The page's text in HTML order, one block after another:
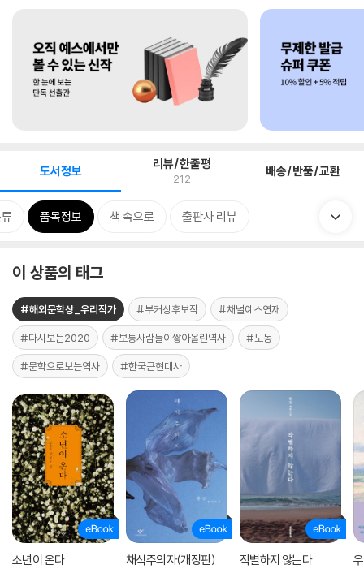
도서정보 리뷰/한줄평
212 배송/반품/교환
품목정보 책 속으로 출판사 리뷰
이 상품의 태그
#해외문학상_우리작가 #부커상후보작 #채널예스연재
#다시보는2020 #보통사람들이쌓아올린역사 #노동
#문학으로보는역사 #한국근현대사
소년이 온다 채식주의자(개정판) 작별하지 않는다